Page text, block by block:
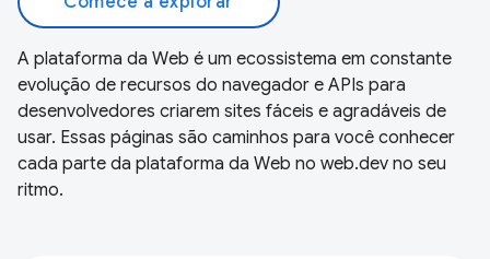
A plataforma da Web é um ecossistema em constante
evolução de recursos do navegador e APIs para
desenvolvedores criarem sites fáceis e agradáveis de
usar. Essas páginas são caminhos para você conhecer
cada parte da plataforma da Web no web.dev no seu
ritmo.